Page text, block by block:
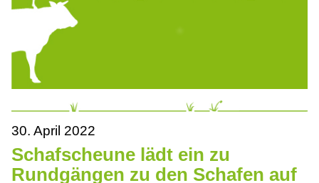
30. April 2022
Schafscheune lädt ein zu
Rundgängen zu den Schafen auf